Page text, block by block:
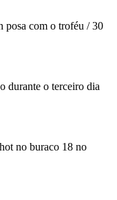
posa com o troféu / 30
durante o terceiro dia
no buraco 18 no